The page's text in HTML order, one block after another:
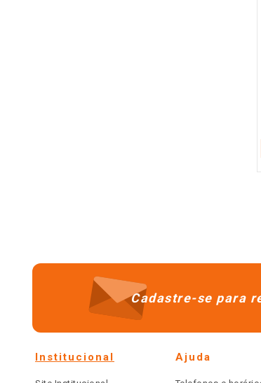
Cadastre-se para
Institucional Ajuda